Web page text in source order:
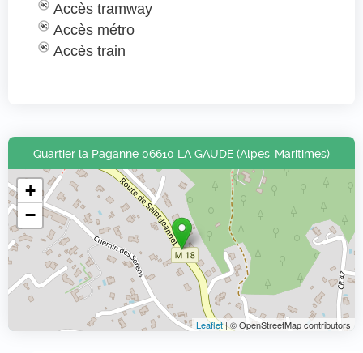
Accès tramway
Accès métro
Accès train
Quartier la Paganne 06610 LA GAUDE (Alpes-Maritimes)
+
−
Leaflet| © OpenStreetMap contributors